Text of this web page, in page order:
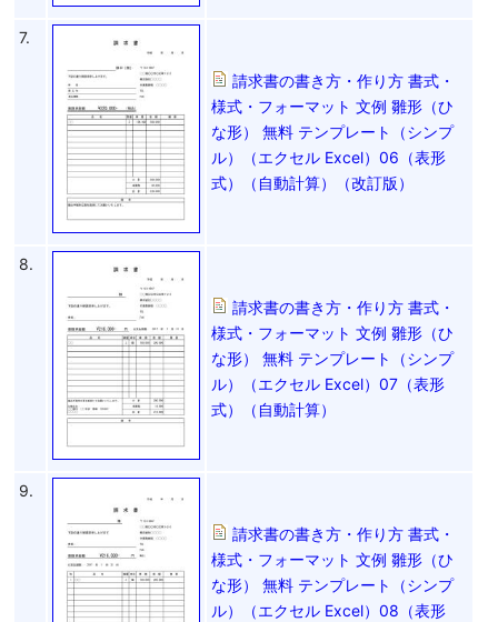
7.
請求書の書き方・作り方 書式・
様式・フォーマット 文例 雛形（ひ
な形） 無料 テンプレート（シンプ
ル）（エクセル Excel）06（表形
式）（自動計算）（改訂版）
8.
請求書の書き方・作り方 書式・
様式・フォーマット 文例 雛形（ひ
な形） 無料 テンプレート（シンプ
ル）（エクセル Excel）07（表形
式）（自動計算）
9.
請求書の書き方・作り方 書式・
様式・フォーマット 文例 雛形（ひ
な形） 無料 テンプレート（シンプ
ル）（エクセル Excel）08（表形